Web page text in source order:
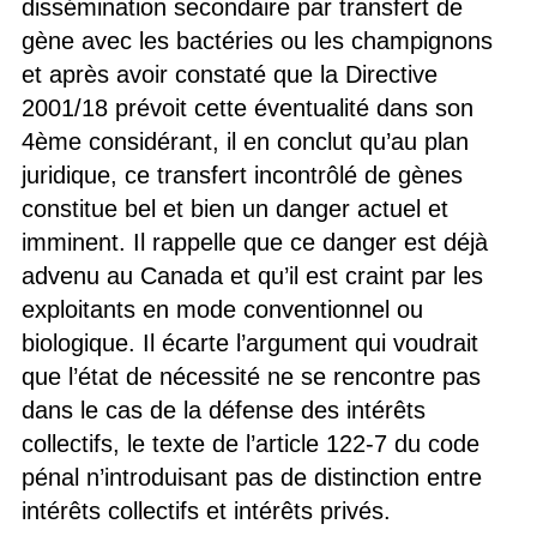
dissémination secondaire par transfert de
gène avec les bactéries ou les champignons
et après avoir constaté que la Directive
2001/18 prévoit cette éventualité dans son
4ème considérant, il en conclut qu’au plan
juridique, ce transfert incontrôlé de gènes
constitue bel et bien un danger actuel et
imminent. Il rappelle que ce danger est déjà
advenu au Canada et qu’il est craint par les
exploitants en mode conventionnel ou
biologique. Il écarte l’argument qui voudrait
que l’état de nécessité ne se rencontre pas
dans le cas de la défense des intérêts
collectifs, le texte de l’article 122-7 du code
pénal n’introduisant pas de distinction entre
intérêts collectifs et intérêts privés.